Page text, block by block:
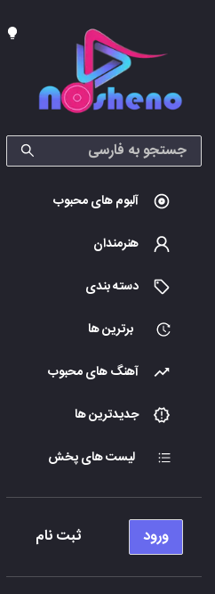
آلبوم های محبوب
هنرمندان
دسته بندی
برترین ها
آهنگ های محبوب
جدیدترین ها
لیست های پخش
ورود ثبت نام